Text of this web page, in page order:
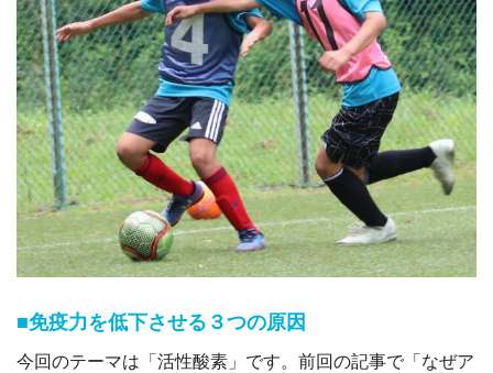
■免疫力を低下させる３つの原因
今回のテーマは「活性酸素」です。前回の記事で「なぜア